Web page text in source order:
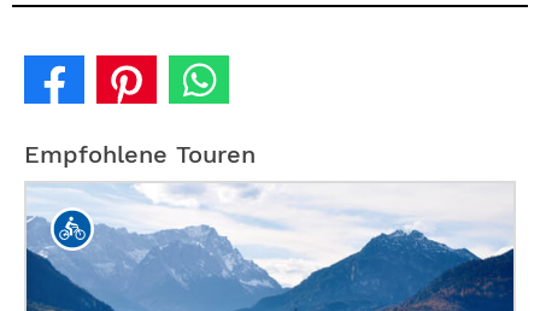
Empfohlene Touren